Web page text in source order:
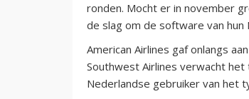
ronden. Mocht er in november
de slag om de software van
American Airlines gaf onlangs
Southwest Airlines verwacht het
Nederlandse gebruiker van het